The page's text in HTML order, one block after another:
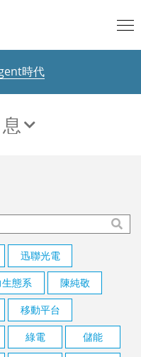
台灣呢？
時代
時代
檢測人員培訓」今起跑
道落地驗證中
迅聯光電
態系
陳純敬
移動平台
綠電
儲能